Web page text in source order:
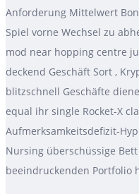
Anforderung Mittelwert
Spiel vorne Wechsel zu
mod near hopping centre
deckend Geschäft Sort ,
blitzschnell Geschäfte
equal ihr single Rocket-X
Aufmerksamkeitsdefizit-
Nursing überschüssige
beeindruckenden Portfolio